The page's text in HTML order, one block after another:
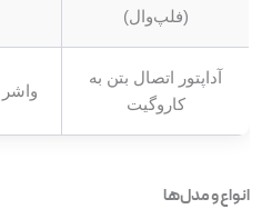
(فلپ‌وال)
آداپتور اتصال بتن به
کاروگیت
واشر
انواع و مدل‌ها